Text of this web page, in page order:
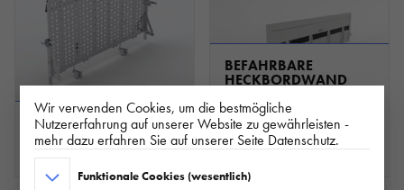
AUFFAHRRAMPE
H1200 STAHL
310.888.00.00
BEFAHRBARE
HECKBORDWAND
H411 L14 KIT
MULTITRANSPORTER -
UNILADER
Wir verwenden Cookies, um die bestmögliche
Nutzererfahrung auf unserer Website zu gewährleisten -
mehr dazu erfahren Sie auf unserer Seite Datenschutz.
Funktionale Cookies (wesentlich)